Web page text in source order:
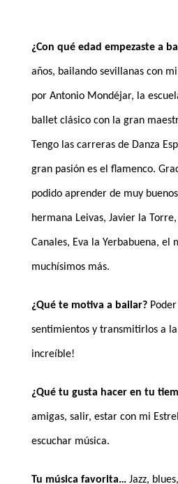
¿Con qué edad empezaste a
años, bailando sevillanas con
por Antonio Mondéjar, la
ballet clásico con la gran
Tengo las carreras de Danza
gran pasión es el flamenco.
podido aprender de muy
hermana Leivas, Javier la
Canales, Eva la Yerbabuena, el
muchísimos más.
¿Qué te motiva a bailar?
sentimientos y transmitirlos a la
increíble!
¿Qué tu gusta hacer en tu
amigas, salir, estar con mi
escuchar música.
Tu música favorita… Jazz,